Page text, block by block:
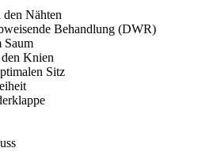
Nähten
Behandlung (DWR)
Saum
Knien
Sitz